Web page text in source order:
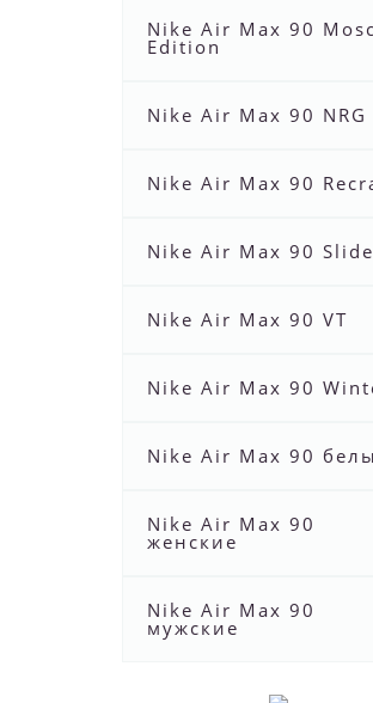
Nike Air Max 90
Edition
Nike Air Max 90 NRG
Nike Air Max 90
Nike Air Max 90 Slide
Nike Air Max 90 VT
Nike Air Max 90
Nike Air Max 90
Nike Air Max 90
женские
Nike Air Max 90
мужские